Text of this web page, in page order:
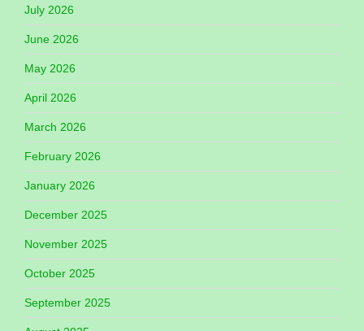
July 2026
June 2026
May 2026
April 2026
March 2026
February 2026
January 2026
December 2025
November 2025
October 2025
September 2025